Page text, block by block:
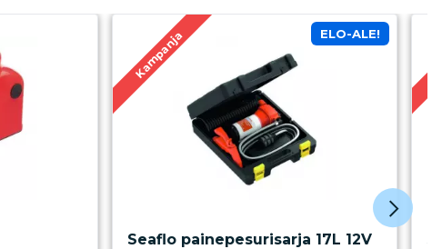
Kampanja ELO-ALE!
Seaflo painepesurisarja 17L 12V